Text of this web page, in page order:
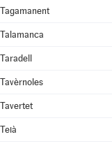
Tagamanent
Talamanca
Taradell
Tavèrnoles
Tavertet
Teià